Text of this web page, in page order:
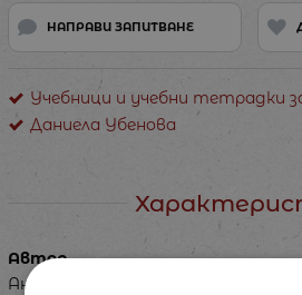
НАПРАВИ ЗАПИТВАНЕ
Учебници и учебни тетрадки
Даниела Убенова
Автор
Ангелина Жекова, Наталия